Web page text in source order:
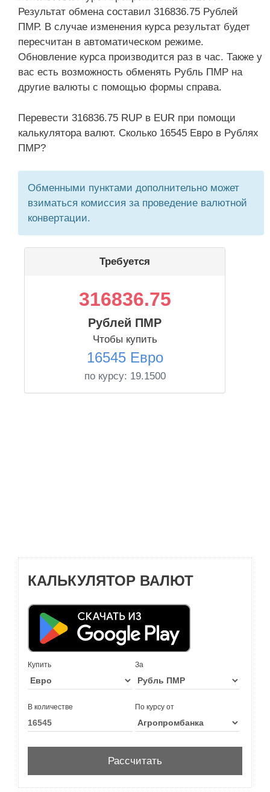
Результат обмена составил 316836.75 Рублей
ПМР. В случае изменения курса результат будет
пересчитан в автоматическом режиме.
Обновление курса производится раз в час. Также у
вас есть возможность обменять Рубль ПМР на
другие валюты с помощью формы справа.
Перевести 316836.75 RUP в EUR при помощи
калькулятора валют. Сколько 16545 Евро в Рублях
ПМР?
Обменными пунктами дополнительно может
взиматься комиссия за проведение валютной
конвертации.
Требуется
316836.75
Рублей ПМР
Чтобы купить
16545 Евро
по курсу: 19.1500
КАЛЬКУЛЯТОР ВАЛЮТ
Купить За
В количестве По курсу от